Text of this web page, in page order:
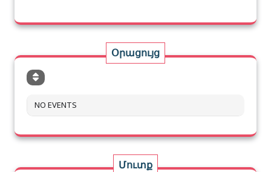
Օրացույց
NO EVENTS
Մուտք